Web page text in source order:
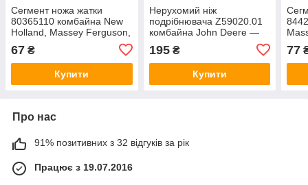
Сегмент ножа жатки
80365110 комбайна New
Holland, Massey Ferguson,
67 ₴
Купити
Нерухомий ніж
подрібнювача Z59020.01
комбайна John Deere —
195₴
Купити
77
Про нас
91% позитивних з 32 відгуків за рік
Працює з 19.07.2016